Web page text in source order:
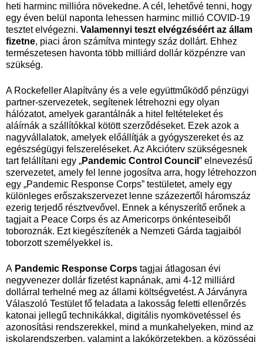
heti harminc millióra növekedne. A cél, lehetővé tenni, hogy
egy éven belül naponta lehessen harminc millió COVID-19
tesztet elvégezni. Valamennyi teszt elvégzéséért az állam
fizetne, piaci áron számítva mintegy száz dollárt. Ehhez
természetesen havonta több milliárd dollár közpénzre van
szükség.
A Rockefeller Alapítvány és a vele együttműködő pénzügyi
partner-szervezetek, segítenek létrehozni egy olyan
hálózatot, amelyek garantálnák a hitel feltételeket és
aláírnák a szállítókkal kötött szerződéseket. Ezek azok a
nagyvállalatok, amelyek előállítják a gyógyszereket és az
egészségügyi felszereléseket. Az Akcióterv szükségesnek
tart felállítani egy „Pandemic Control Council ” elnevezésű
szervezetet, amely fel lenne jogosítva arra, hogy létrehozzon
egy „Pandemic Response Corps” testületet, amely egy
különleges erőszakszervezet lenne százezertől háromszáz
ezerig terjedő résztvevővel. Ennek a kényszerítő erőnek a
tagjait a Peace Corps és az Americorps önkénteseiből
toboroznák. Ezt kiegészítenék a Nemzeti Gárda tagjaiból
toborzott személyekkel is.
A Pandemic Response Corps tagjai átlagosan évi
negyvenezer dollár fizetést kapnának, ami 4-12 milliárd
dollárral terhelné meg az állami költségvetést. A Járványra
Válaszoló Testület fő feladata a lakosság feletti ellenőrzés
katonai jellegű technikákkal, digitális nyomkövetéssel és
azonosítási rendszerekkel, mind a munkahelyeken, mind az
iskolarendszerben, valamint a lakókörzetekben, a közösségi